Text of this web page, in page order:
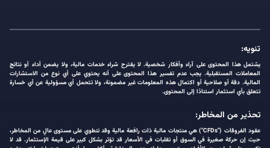
تنويه:
يشتمل هذا المحتوى على آراء وأفكار شخصية. لا يقترح شراء خدمات مالية، ولا يضمن أداء أو نتائج
المعاملات المستقبلية. يجب عدم تفسير هذا المحتوى على أنه يحتوي على أي نوع من الاستشارات
المالية. دقة أو صلاحية أو اكتمال هذه المعلومات غير مضمونة، ولا تتحمل أي مسؤولية عن أي خسارة
تتعلق بأي استثمار استنادًا إلى المحتوى.
تحذير من المخاطر:
عقود الفروقات ("CFDs") هي منتجات مالية ذات رافعة مالية وقد تنطوي على مستوى عالٍ من المخاطر،
حيث إن حركة صغيرة في السوق أو تقلبات في الأسعار قد تؤثر بشكل كبير على قيمة الإستثمار. قد لا